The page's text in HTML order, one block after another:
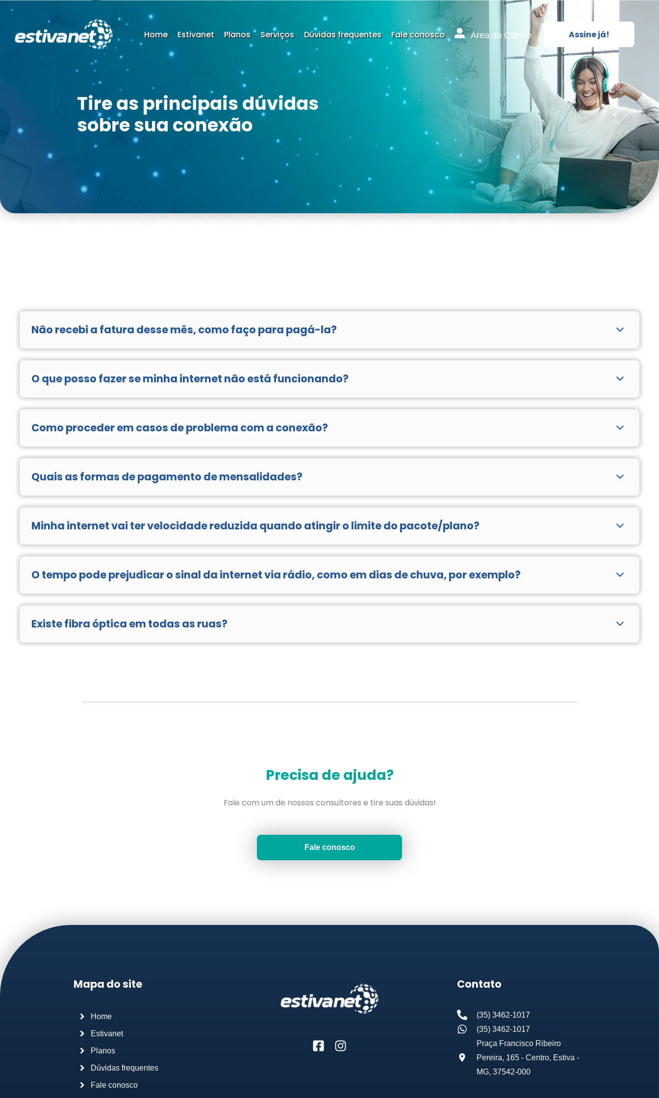
Home Estivanet Planos Serviços Dúvidas frequentes Fale conosco Área do Cliente Assine já!
Tire as principais dúvidas
sobre sua conexão
Não recebi a fatura desse mês, como faço para pagá-la?
manter seu cadastro sempre atualizado.
O que posso fazer se minha internet não está funcionando?
entre em contato com o suporte técnico. Estamos disponíveis com profissionais capacitados para auxiliá-lo. Mantenha suas faturas sempre em dia.
Como proceder em casos de problema com a conexão?
Reinicie o roteador.
Quais as formas de pagamento de mensalidades?
Os pagamentos podem ser feitos através de boleto bancário, cartão de crédito e débito em conta
Minha internet vai ter velocidade reduzida quando atingir o limite do pacote/plano?
dia, 7 dias por semana e sem limite de download/upload.
O tempo pode prejudicar o sinal da internet via rádio, como em dias de chuva, por exemplo?
equipamentos de transmissão do sinal de internet localizados em regiões vulneráveis às condições climáticas.
Existe fibra óptica em todas as ruas?
equipe comercial.
Precisa de ajuda?
Fale com um de nossos consultores e tire suas dúvidas!
Fale conosco
Mapa do site
Home
Estivanet
Planos
Dúvidas frequentes
Fale conosco
Contato
(35) 3462-1017
(35) 3462-1017
Praça Francisco Ribeiro
Pereira, 165 - Centro, Estiva -
MG, 37542-000